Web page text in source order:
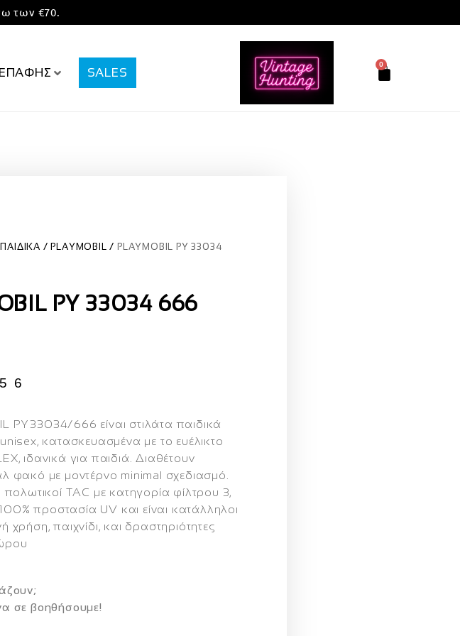
των €70.
SALES
0
ΠΑΙΔΙΚΑ PLAYMOBIL
PLAYMOBIL PY 33034
PY 33034 666
56
PY 33034/666 είναι στιλάτα παιδικά
κατασκευασμένα με το ευέλικτο
, ιδανικά για παιδιά. Διαθέτουν
φακό με μοντέρνο minimal σχεδιασμό.
πολωτικοί TAC με κατηγορία φίλτρου 3,
προστασία UV και είναι κατάλληλοι
χρήση, παιχνίδι, και δραστηριότητες
σε βοηθήσουμε!